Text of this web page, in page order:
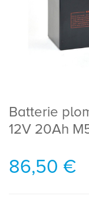
Batterie
12V 20Ah
86,50 €